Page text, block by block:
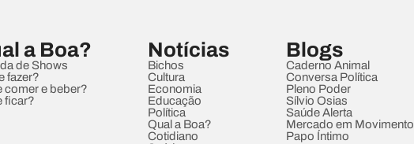
a Boa?
de Shows
fazer?
comer e beber?
ficar?
Notícias
Bichos
Cultura
Economia
Educação
Política
Qual a Boa?
Cotidiano
Blogs
Caderno Animal
Conversa Política
Pleno Poder
Sílvio Osias
Saúde Alerta
Mercado em Movimento
Papo Íntimo